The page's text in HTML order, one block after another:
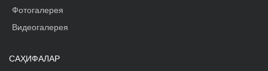
Фотогалерея
Видеогалерея
САҲИФАЛАР